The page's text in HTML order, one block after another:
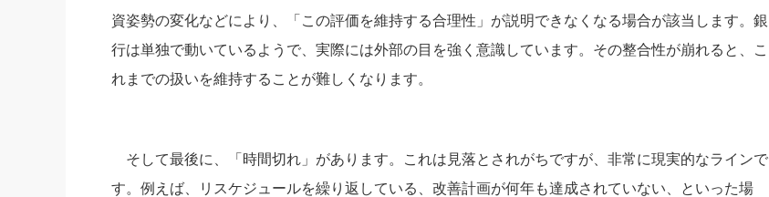
資姿勢の変化などにより、「この評価を維持する合理性」が説明できなくなる場合が該当します。銀
行は単独で動いているようで、実際には外部の目を強く意識しています。その整合性が崩れると、こ
れまでの扱いを維持することが難しくなります。
そして最後に、「時間切れ」があります。これは見落とされがちですが、非常に現実的なラインで
す。例えば、リスケジュールを繰り返している、改善計画が何年も達成されていない、といった場